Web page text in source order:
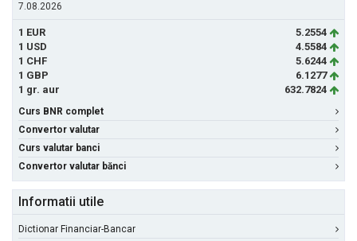
7.08.2026
1 EUR
5.2554
1 USD
4.5584
1 CHF
5.6244
1 GBP
6.1277
1 gr. aur
632.7824
Curs BNR complet
Convertor valutar
Curs valutar banci
Convertor valutar bănci
Informatii utile
Dictionar Financiar-Bancar